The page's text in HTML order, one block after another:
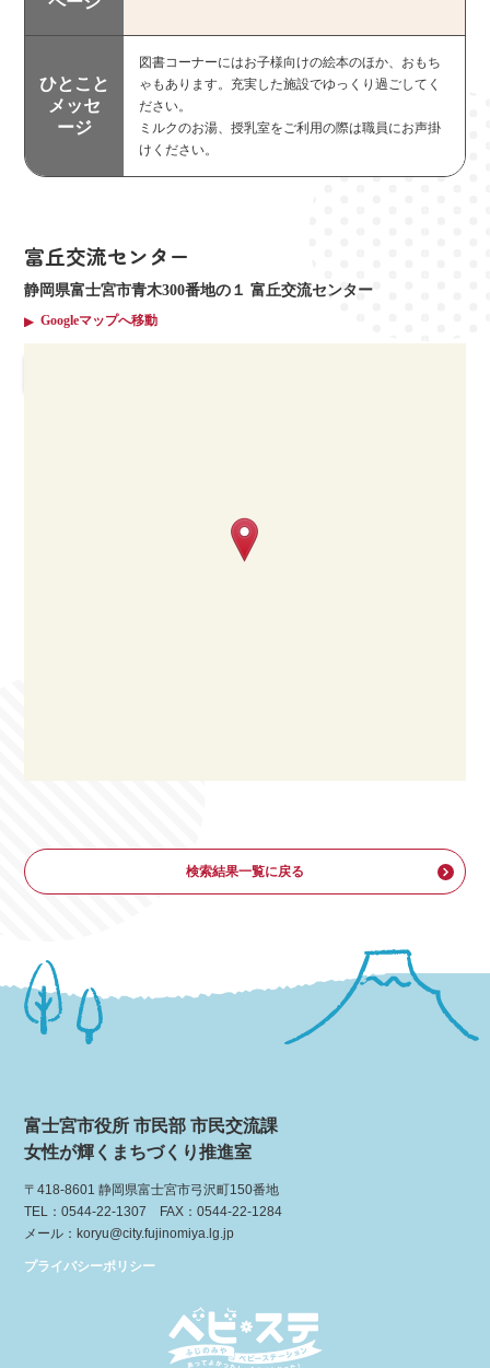
ひとこと
メッセ
ージ
図書コーナーにはお子様向けの絵本のほか、おもち
ゃもあります。充実した施設でゆっくり過ごしてく
ださい。
ミルクのお湯、授乳室をご利用の際は職員にお声掛
けください。
富丘交流センター
静岡県富士宮市青木300番地の１ 富丘交流センター
検索結果一覧に戻る
富士宮市役所 市民部 市民交流課
女性が輝くまちづくり推進室
〒418-8601 静岡県富士宮市弓沢町150番地
TEL：0544-22-1307 FAX：0544-22-1284
メール：koryu@city.fujinomiya.lg.jp
プライバシーポリシー